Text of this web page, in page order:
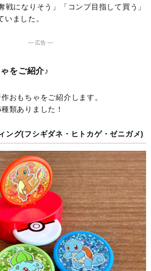
戦になりそう」「コンプ目指して買う」
いました。
― 広告 ―
をご紹介♪
おもちゃをご紹介します。
類ありました！
ング(フシギダネ・ヒトカゲ・ゼニガメ)